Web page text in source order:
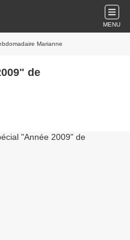
MENU
Marianne
de